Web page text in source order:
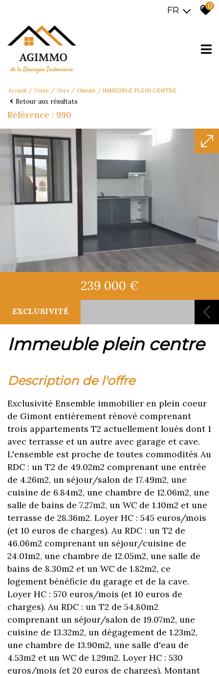
FR 0
Accueil Vente Gers Gimont IMMEUBLE PLEIN CENTRE
Retour aux résultats
Référence : 990
EXCLUSIVITÉ
239 000 €
immeuble plein centre
description de l'offre
Exclusivité Ensemble immobilier en plein coeur
de Gimont entièrement rénové comprenant
trois appartements T2 actuellement loués dont 1
avec terrasse et un autre avec garage et cave.
L'ensemble est proche de toutes commodités Au
RDC : un T2 de 49.02m2 comprenant une entrée
de 4.26m2, un séjour/salon de 17.49m2, une
cuisine de 6.84m2, une chambre de 12.06m2, une
salle de bains de 7.27m2, un WC de 1.10m2 et une
terrasse de 28.36m2. Loyer HC : 545 euros/mois
(et 10 euros de charges). Au RDC : un T2 de
46.06m2 comprenant un séjour/cuisine de
24.01m2, une chambre de 12.05m2, une salle de
bains de 8.30m2 et un WC de 1.82m2, ce
logement bénéficie du garage et de la cave.
Loyer HC : 570 euros/mois (et 10 euros de
charges). Au RDC : un T2 de 54,80m2
comprenant un séjour/salon de 19.07m2, une
cuisine de 13.32m2, un dégagement de 1.23m2,
une chambre de 13.90m2, une salle d'eau de
4.53m2 et un WC de 1.29m2. Loyer HC : 530
euros/mois (et 20 euros de charges). Montant